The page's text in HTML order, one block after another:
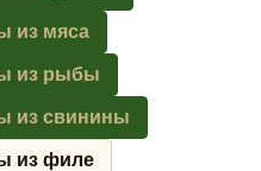
из мяса
из рыбы
из свинины
из филе